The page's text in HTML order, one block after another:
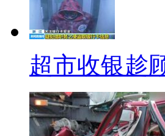
C 饮料
D 书籍
妮妮： 答案是
视频短片: 南京
超市收银趁